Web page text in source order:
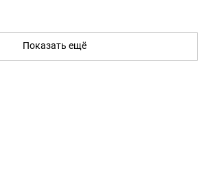
Показать ещё